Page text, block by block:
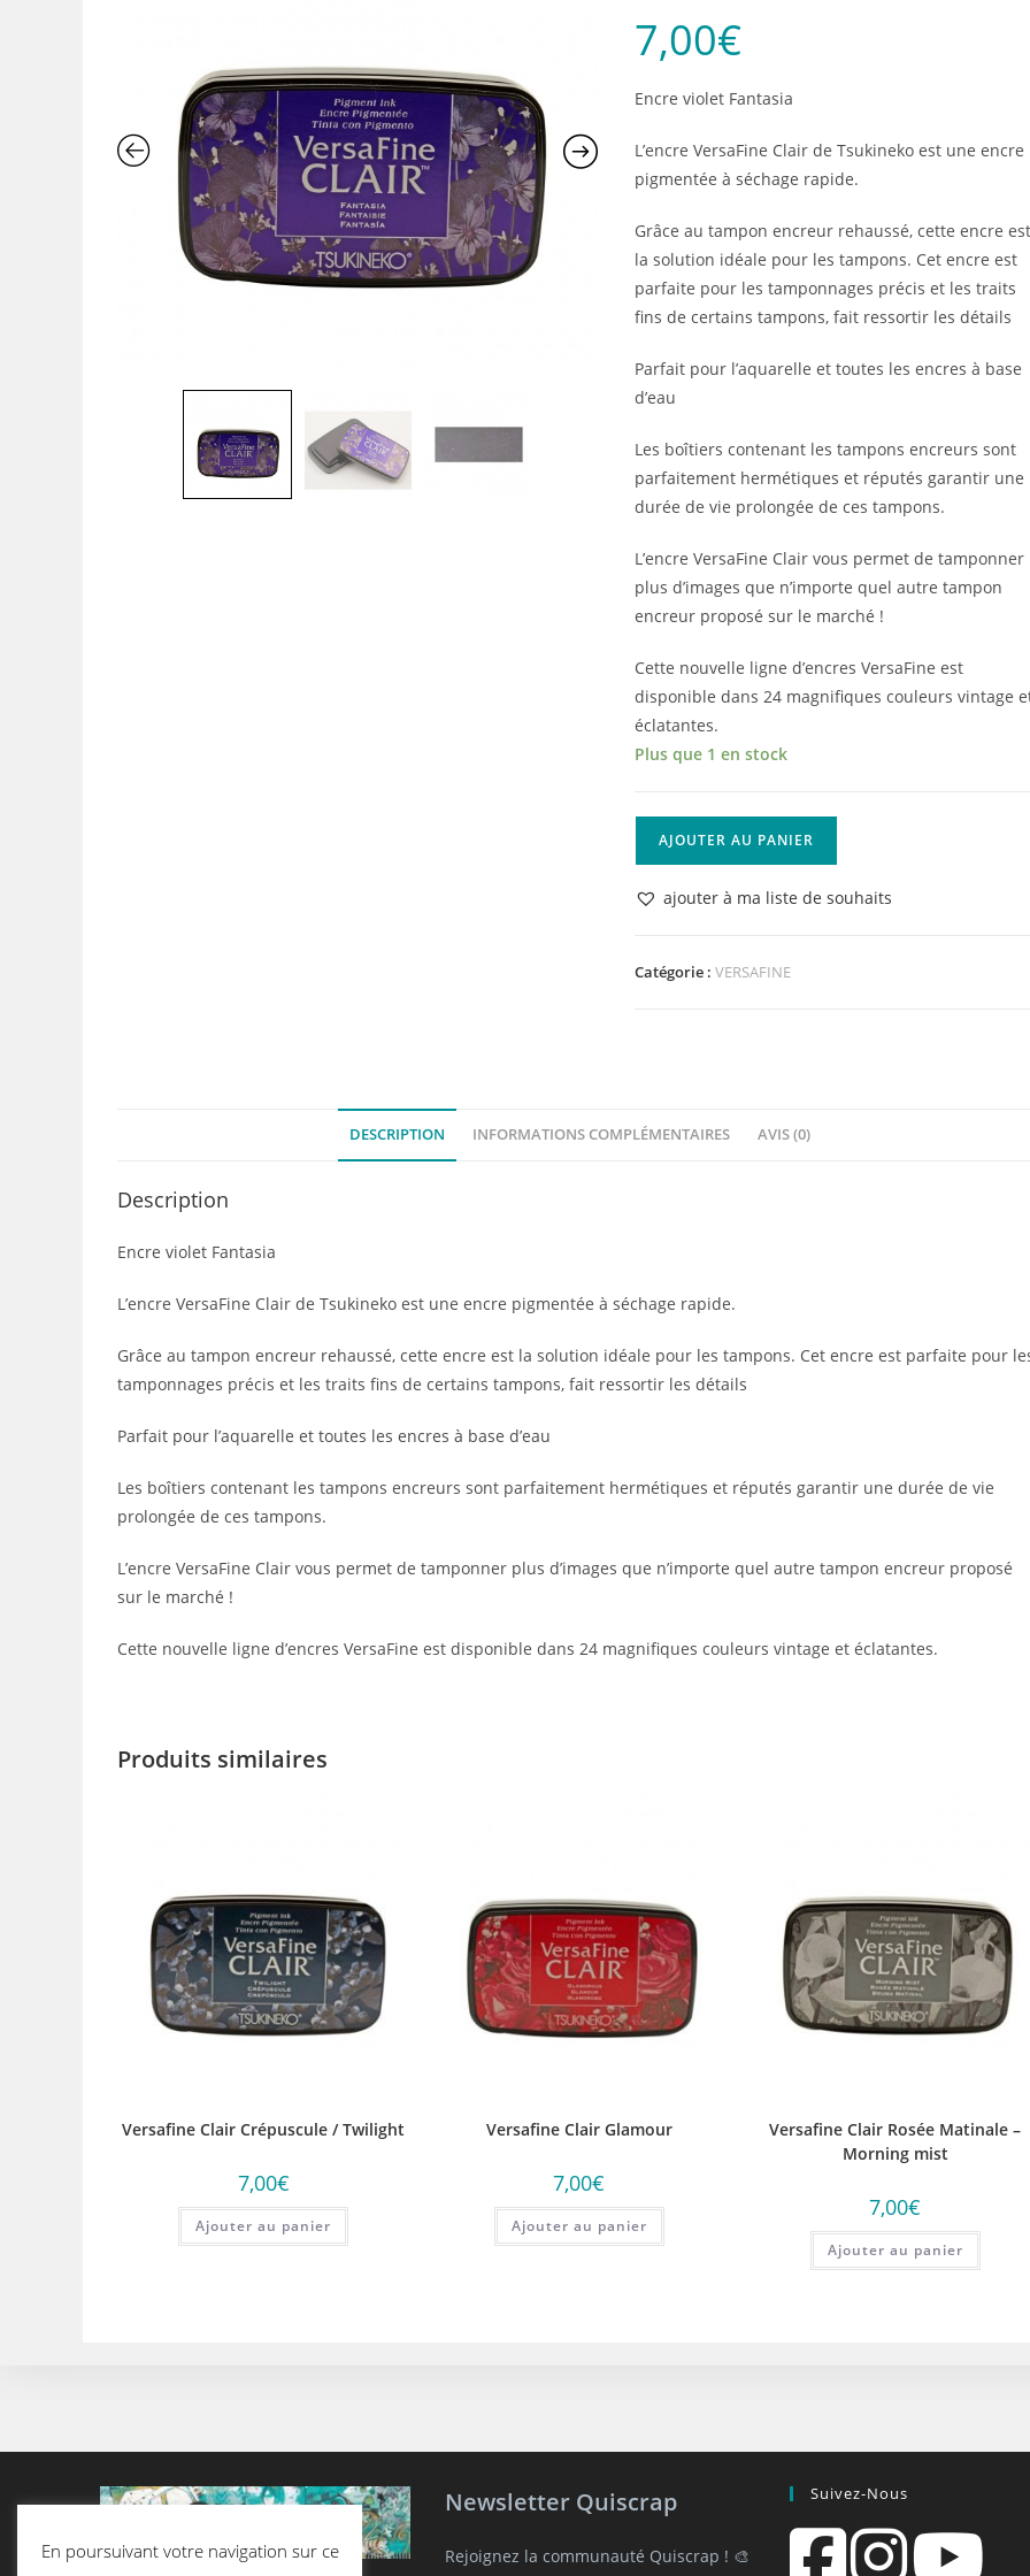
7,00€
Encre violet Fantasia
L’encre VersaFine Clair de Tsukineko est une encre
pigmentée à séchage rapide.
Grâce au tampon encreur rehaussé, cette encre
la solution idéale pour les tampons. Cet encre est
parfaite pour les tamponnages précis et les traits
fins de certains tampons, fait ressortir les détails
Parfait pour l’aquarelle et toutes les encres à base
d’eau
Les boîtiers contenant les tampons encreurs sont
parfaitement hermétiques et réputés garantir une
durée de vie prolongée de ces tampons.
L’encre VersaFine Clair vous permet de tamponner
plus d’images que n’importe quel autre tampon
encreur proposé sur le marché !
Cette nouvelle ligne d’encres VersaFine est
disponible dans 24 magnifiques couleurs vintage
éclatantes.
Plus que 1 en stock
Versafine
Fantasia
AJOUTER AU PANIER
ajouter à ma liste de souhaits
Catégorie :VERSAFINE
DESCRIPTION INFORMATIONS COMPLÉMENTAIRES AVIS (0)
Description
Encre violet Fantasia
L’encre VersaFine Clair de Tsukineko est une encre pigmentée à séchage rapide.
Grâce au tampon encreur rehaussé, cette encre est la solution idéale pour les tampons. Cet encre est parfaite pour
tamponnages précis et les traits fins de certains tampons, fait ressortir les détails
Parfait pour l’aquarelle et toutes les encres à base d’eau
Les boîtiers contenant les tampons encreurs sont parfaitement hermétiques et réputés garantir une durée de vie
prolongée de ces tampons.
L’encre VersaFine Clair vous permet de tamponner plus d’images que n’importe quel autre tampon encreur proposé
sur le marché !
Cette nouvelle ligne d’encres VersaFine est disponible dans 24 magnifiques couleurs vintage et éclatantes.
Produits similaires
Versafine Clair Crépuscule / Twilight
7,00€
Ajouter au panier
Versafine Clair Glamour
7,00€
Ajouter au panier
Versafine Clair Rosée Matinale –
Morning mist
7,00€
Ajouter au panier
Newsletter Quiscrap
Rejoignez la communauté Quiscrap ! 🎨
Suivez-Nous
En poursuivant votre navigation sur ce